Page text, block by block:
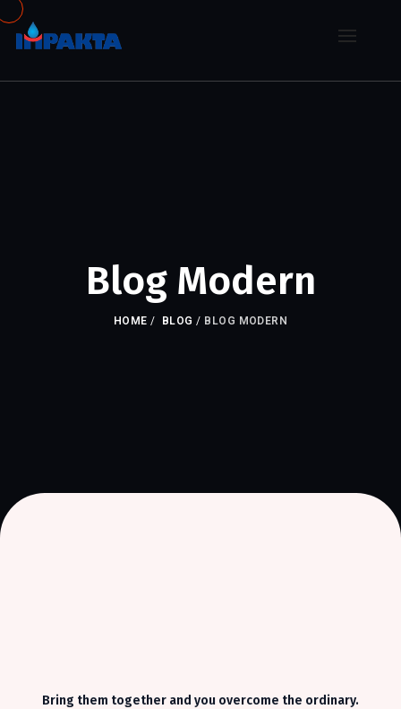
Blog Modern
HOME / BLOG / BLOG MODERN
Bring them together and you overcome the ordinary.